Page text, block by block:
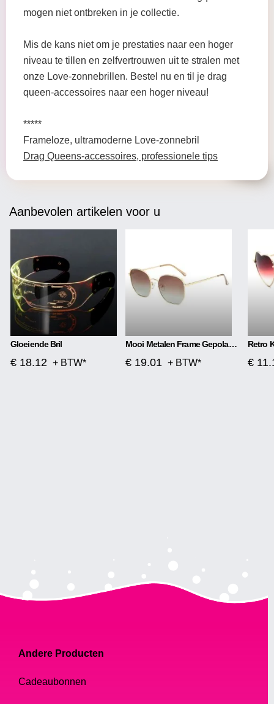
mogen niet ontbreken in je collectie.
Mis de kans niet om je prestaties naar een hoger
niveau te tillen en zelfvertrouwen uit te stralen met
onze Love-zonnebrillen. Bestel nu en til je drag
queen-accessoires naar een hoger niveau!
*****
Frameloze, ultramoderne Love-zonnebril
Drag Queens-accessoires, professionele tips
Aanbevolen artikelen voor u
Gloeiende Bril
€ 18.12 + BTW*
Mooi Metalen Frame Gepolariseerde Kleurenfilm Zonnebril
€ 19.01 + BTW* €
Andere Producten
Cadeaubonnen